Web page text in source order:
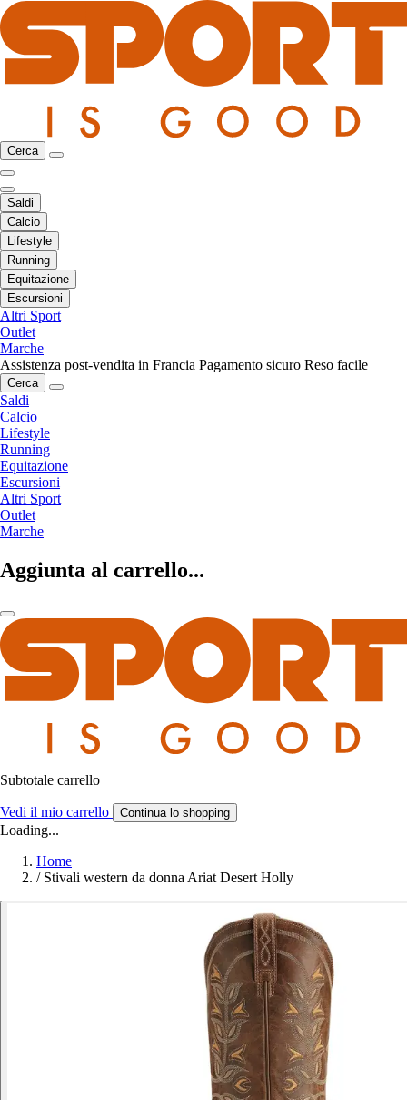
Cerca
Saldi
Calcio
Lifestyle
Running
Equitazione
Escursioni
Altri Sport
Outlet
Marche
Assistenza post-vendita in Francia Pagamento sicuro Reso facile
Cerca
Saldi
Calcio
Lifestyle
Running
Equitazione
Escursioni
Altri Sport
Outlet
Marche
Aggiunta al carrello...
Subtotale carrello
Vedi il mio carrello Continua lo shopping
Loading...
Home
/ Stivali western da donna Ariat Desert Holly